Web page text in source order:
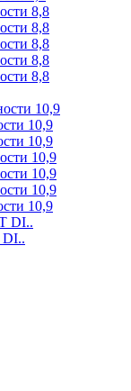
8,8
8,8
8,8
8,8
8,8
10,9
10,9
10,9
10,9
10,9
10,9
10,9
DI..